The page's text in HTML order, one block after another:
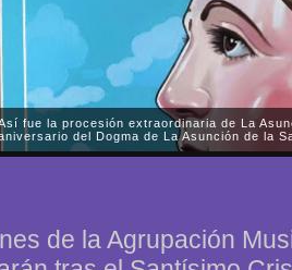
fue la procesión extraordinaria de La
del Dogma de La Asunción de la
de la Agrupación